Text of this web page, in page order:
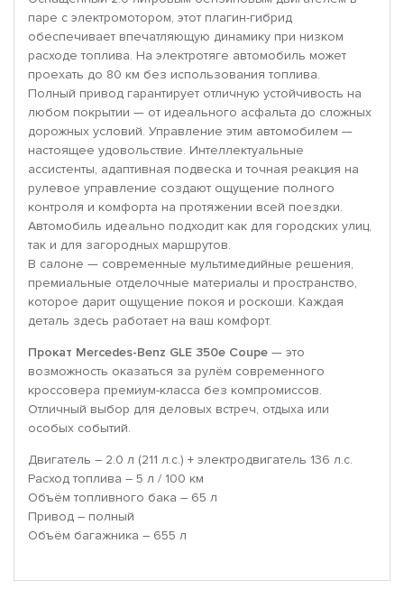
паре с электромотором, этот плагин-гибрид
обеспечивает впечатляющую динамику при низком
расходе топлива. На электротяге автомобиль может
проехать до 80 км без использования топлива.
Полный привод гарантирует отличную устойчивость на
любом покрытии — от идеального асфальта до сложных
дорожных условий. Управление этим автомобилем —
настоящее удовольствие. Интеллектуальные
ассистенты, адаптивная подвеска и точная реакция на
рулевое управление создают ощущение полного
контроля и комфорта на протяжении всей поездки.
Автомобиль идеально подходит как для городских улиц,
так и для загородных маршрутов.
В салоне — современные мультимедийные решения,
премиальные отделочные материалы и пространство,
которое дарит ощущение покоя и роскоши. Каждая
деталь здесь работает на ваш комфорт.
Прокат Mercedes-Benz GLE 350e Coupe — это
возможность оказаться за рулём современного
кроссовера премиум-класса без компромиссов.
Отличный выбор для деловых встреч, отдыха или
особых событий.
Двигатель – 2.0 л (211 л.с.) + электродвигатель 136 л.с.
Расход топлива – 5 л / 100 км
Объём топливного бака – 65 л
Привод – полный
Объём багажника – 655 л